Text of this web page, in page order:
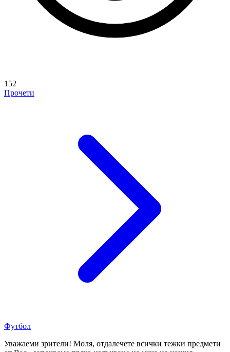
152
Прочети
Футбол
Уважаеми зрители! Моля, отдалечете всички тежки предмети